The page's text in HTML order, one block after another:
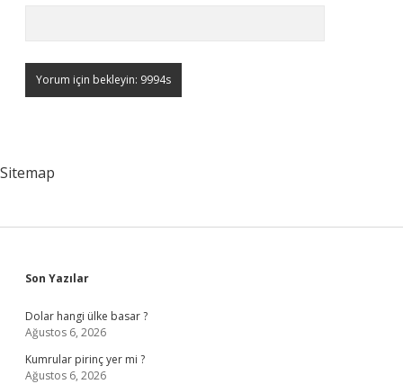
Sitemap
Sidebar
Son Yazılar
Dolar hangi ülke basar ?
Ağustos 6, 2026
Kumrular pirinç yer mi ?
Ağustos 6, 2026